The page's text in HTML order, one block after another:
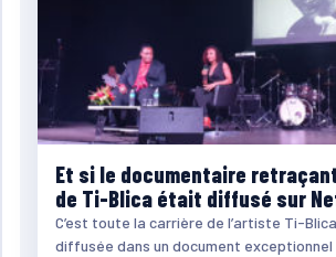
Et si le documentaire
de Ti-Blica était diffusé sur
C’est toute la carrière de l’artiste Ti-
diffusée dans un document